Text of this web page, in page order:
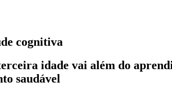
cognitiva
idade vai além do
saudável